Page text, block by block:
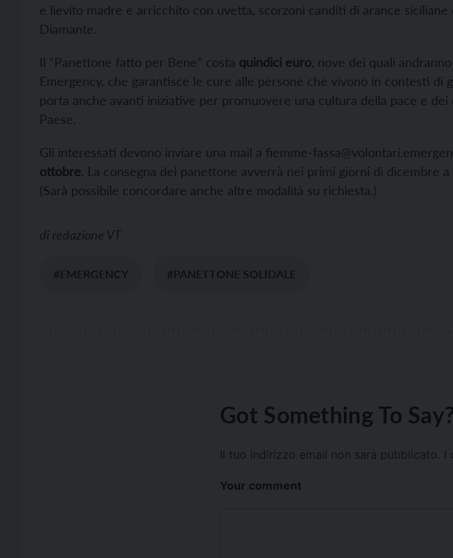
e lievito madre e arricchito con uvetta, scorzoni canditi di arance
Diamante.
Il “Panettone fatto per Bene” costa quindici euro, nove dei quali
Emergency, che garantisce le cure alle persone che vivono in contesti di
porta anche avanti iniziative per promuovere una cultura della pace e
Paese.
Gli interessati devono inviare una mail a fiemme-
ottobre. La consegna del panettone avverrà nei primi giorni di dicembre a
(Sarà possibile concordare anche altre modalità su richiesta.)
di redazione VT
#EMERGENCY #PANETTONE SOLIDALE
Got Something To Say?
Il tuo indirizzo email non sarà pubblicato.
Your comment